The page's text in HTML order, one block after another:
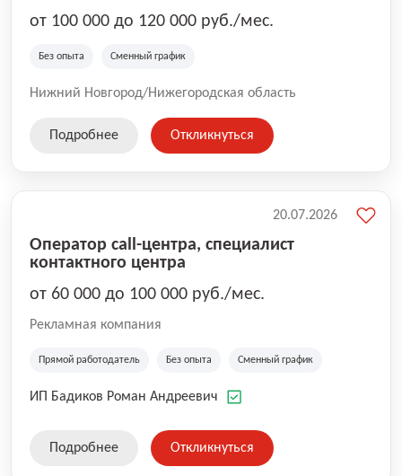
от 100 000 до 120 000 руб./мес.
Без опыта Сменный график
Нижний Новгород/Нижегородская область
Подробнее Откликнуться
Оператор call-центра, специалист
контактного центра
от 60 000 до 100 000 руб./мес.
Рекламная компания
Прямой работодатель Без опыта Сменный график
ИП Бадиков Роман Андреевич
20.07.2026
Подробнее Откликнуться